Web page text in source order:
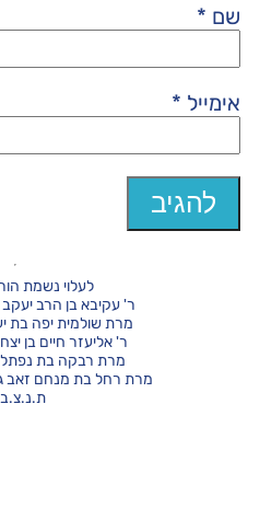
שם *
אימייל *
לעלוי נשמת
ר' עקיבא בן הרב
מרת שולמית יפה בת
ר' אליעזר חיים בן
מרת רבקה בת
מרת רחל בת מנחם זאב